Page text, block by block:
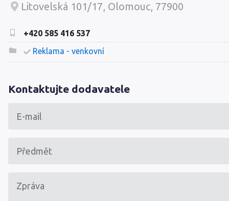
Litovelská 101/17, Olomouc, 77900
+420 585 416 537
Reklama - venkovní
Kontaktujte dodavatele